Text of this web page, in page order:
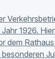
1926.
dem
besonderen